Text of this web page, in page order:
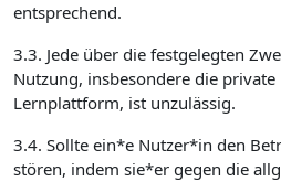
entsprechend.
3.3. Jede über die festgelegten
Nutzung, insbesondere die
Lernplattform, ist unzulässig.
3.4. Sollte ein*e Nutzer*in den
stören, indem sie*er gegen die